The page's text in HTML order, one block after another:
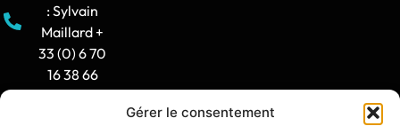
Gérer le consentement
: Sylvain
Maillard +
33 (0) 6 70
16 38 66